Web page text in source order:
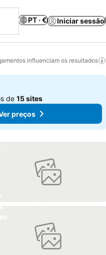
PT · € Iniciar sessão
influenciam os resultados
de15 sites
preços